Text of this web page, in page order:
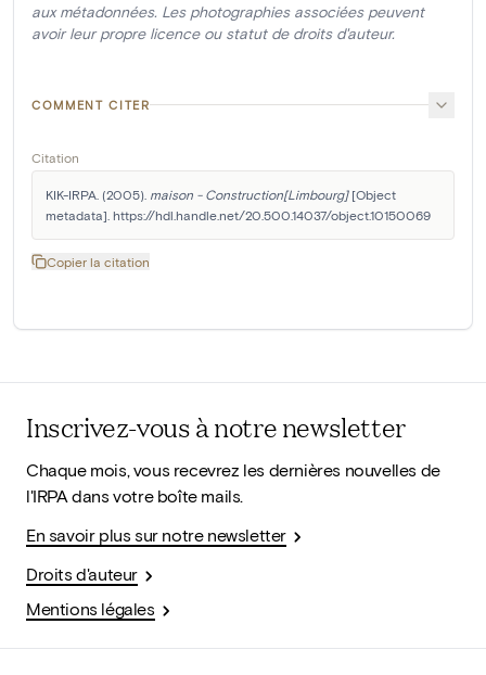
aux métadonnées. Les photographies associées peuvent
avoir leur propre licence ou statut de droits d'auteur.
COMMENT CITER
Citation
KIK-IRPA. (2005). maison - Construction[Limbourg] [Object
metadata]. https://hdl.handle.net/20.500.14037/object.10150069
Copier la citation
Inscrivez-vous à notre newsletter
Chaque mois, vous recevrez les dernières nouvelles de
l'IRPA dans votre boîte mails.
En savoir plus sur notre newsletter
Droits d'auteur
Mentions légales